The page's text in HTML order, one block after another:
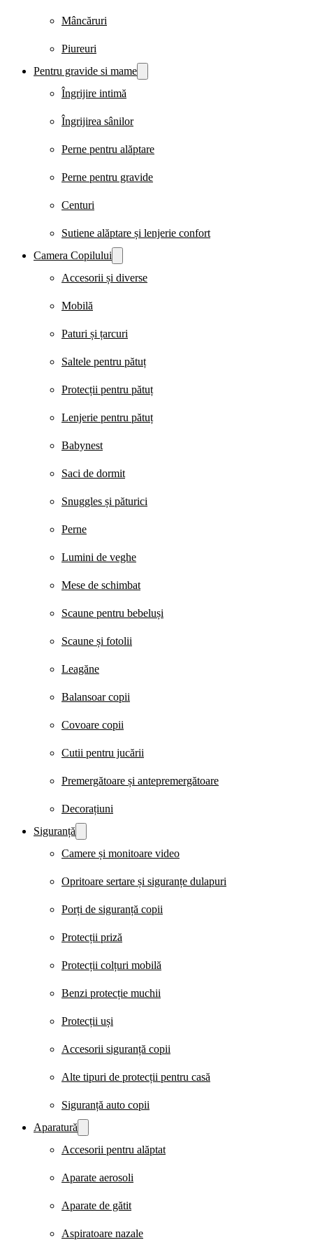
Mâncăruri
Piureuri
Pentru gravide si mame
Îngrijire intimă
Îngrijirea sânilor
Perne pentru alăptare
Perne pentru gravide
Centuri
Sutiene alăptare și lenjerie confort
Camera Copilului
Accesorii și diverse
Mobilă
Paturi și țarcuri
Saltele pentru pătuț
Protecții pentru pătuț
Lenjerie pentru pătuț
Babynest
Saci de dormit
Snuggles și păturici
Perne
Lumini de veghe
Mese de schimbat
Scaune pentru bebeluși
Scaune și fotolii
Leagăne
Balansoar copii
Covoare copii
Cutii pentru jucării
Premergătoare și antepremergătoare
Decorațiuni
Siguranță
Camere și monitoare video
Opritoare sertare și siguranțe dulapuri
Porți de siguranță copii
Protecții priză
Protecții colțuri mobilă
Benzi protecție muchii
Protecții uși
Accesorii siguranță copii
Alte tipuri de protecții pentru casă
Siguranță auto copii
Aparatură
Accesorii pentru alăptat
Aparate aerosoli
Aparate de gătit
Aspiratoare nazale